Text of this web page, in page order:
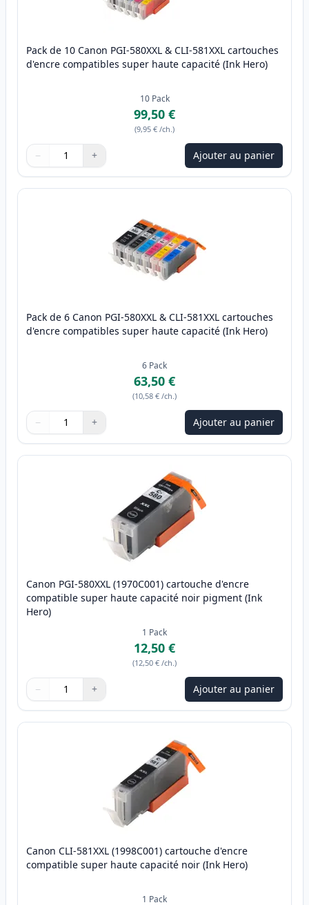
Pack de 10 Canon PGI-580XXL & CLI-581XXL cartouches
d'encre compatibles super haute capacité (Ink Hero)
10 Pack
99,50 €
(9,95 € /ch.)
Quantité
Utilisez les boutons pour ajuster
− +
Quantité Ajouter au panier
Pack de 6 Canon PGI-580XXL & CLI-581XXL cartouches
d'encre compatibles super haute capacité (Ink Hero)
6 Pack
63,50 €
(10,58 € /ch.)
Quantité
Utilisez les boutons pour ajuster
− +
Quantité Ajouter au panier
Canon PGI-580XXL (1970C001) cartouche d'encre
compatible super haute capacité noir pigment (Ink
Hero)
1 Pack
12,50 €
(12,50 € /ch.)
Quantité
Utilisez les boutons pour ajuster
− +
Quantité Ajouter au panier
Canon CLI-581XXL (1998C001) cartouche d'encre
compatible super haute capacité noir (Ink Hero)
1 Pack